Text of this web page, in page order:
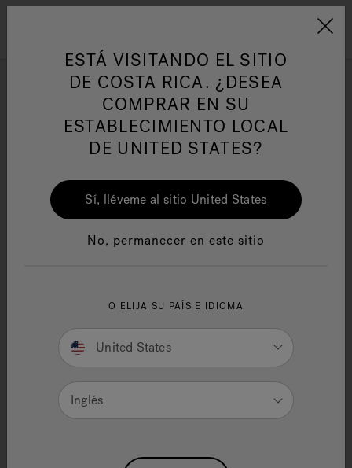
Jacuzzi&reg; Latin
Responsabilidad Social
HIDROMASAJE
Jacuzzi® Warranty
Registration
Registering your hot tub will expedite communications
with Jacuzzi® Hot Tubs and will enable us to send you
ESTÁ VISITANDO EL SITIO
DE COSTA RICA. ¿DESEA
COMPRAR EN SU
ESTABLECIMIENTO LOCAL
DE UNITED STATES?
Sí, lléveme al sitio United States
No, permanecer en este sitio
O ELIJA SU PAÍS E IDIOMA
United States
Inglés